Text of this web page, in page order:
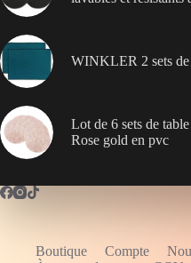
WINKLER 2 sets de
Lot de 6 sets de
Rose gold en pvc
Boutique Compte